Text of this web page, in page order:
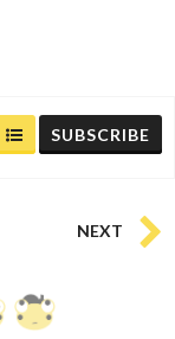
SUBSCRIBE
NEXT